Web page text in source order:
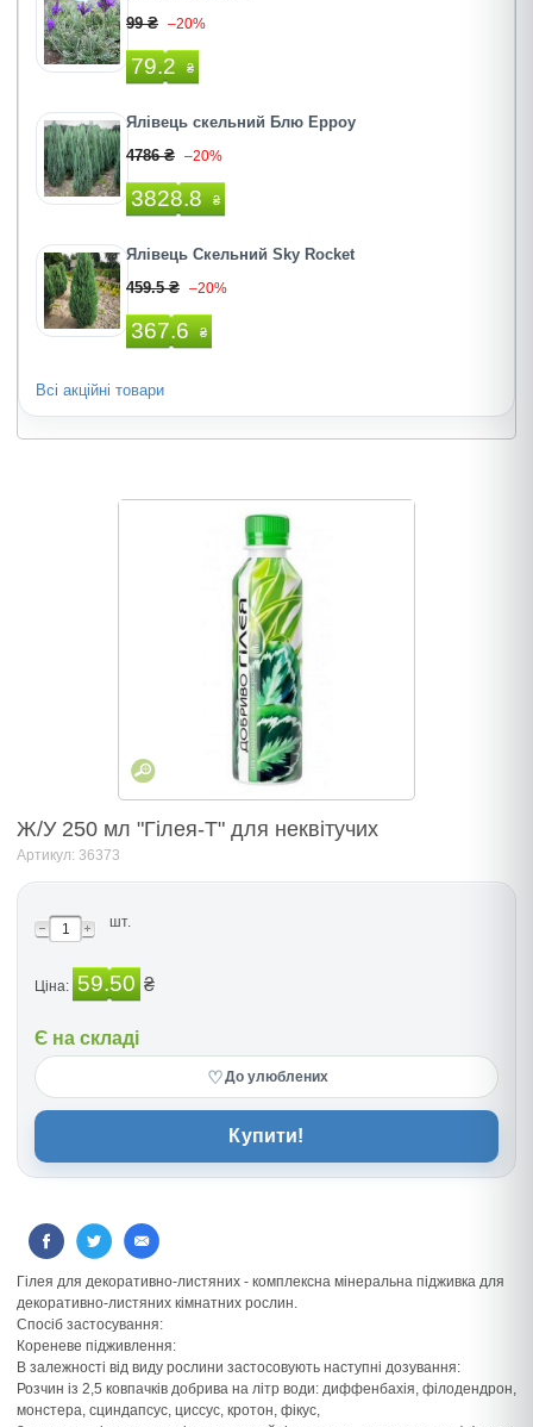
99 ₴ –20%
79.2 ₴
Ялівець скельний Блю Ерроу
4786 ₴ –20%
3828.8 ₴
Ялівець Скельний Sky Rocket
459.5 ₴ –20%
367.6 ₴
Всі акційні товари
Ж/У 250 мл "Гілея-Т" для неквітучих
Артикул: 36373
шт.
Ціна: 59.50 ₴
Є на складі
♡До улюблених
Купити!
Гілея для декоративно-листяних - комплексна мінеральна підживка для
декоративно-листяних кімнатних рослин.
Спосіб застосування:
Кореневе підживлення:
В залежності від виду рослини застосовують наступні дозування:
Розчин із 2,5 ковпачків добрива на літр води: диффенбахія, філодендрон,
монстера, сциндапсус, циссус, кротон, фікус,